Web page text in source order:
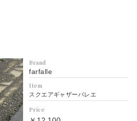
Brand
farfalle
Item
スクエアギャザーバレエ
Price